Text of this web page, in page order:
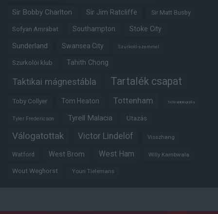
Sir Bobby Charlton Sir Jim Ratcliffe Sir Matt Busby
Sofyan Amrabat Southampton Stoke City
Sunderland Swansea City Szurkoló szemmel
Szurkolói klub Tahith Chong
Taktikai mágnestábla Tartalék csapat
Toby Collyer Tom Heaton Tottenham Trófeabibliográfia
Tyler Fredericson Tyrell Malacia Utazás
Válogatottak Victor Lindelöf Visszhang
Watford West Brom West Ham Willy Kambwala
Wout Weghorst Youri Tielemans